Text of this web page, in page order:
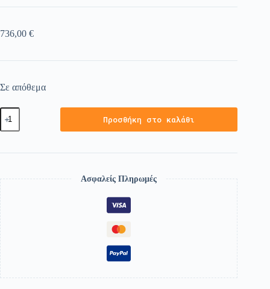
736,00 €
Σε απόθεμα
Προσθήκη στο καλάθι
Ασφαλείς Πληρωμές